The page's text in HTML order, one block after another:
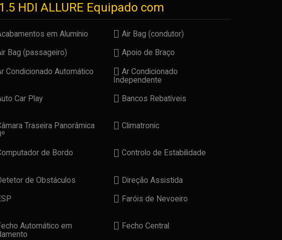
HDI ALLURE Equipado com
em Alumínio
Air Bag (condutor)
Bag (passageiro)
Apoio de Braço
Condicionado Automático
Ar Condicionado
Independente
Car Play Bancos Rebatíveis
Traseira Panorâmica
Climatronic
de Bordo Controlo de Estabilidade
de Obstáculos
Direção Assistida
Faróis de Nevoeiro
Automático em
Fecho Central